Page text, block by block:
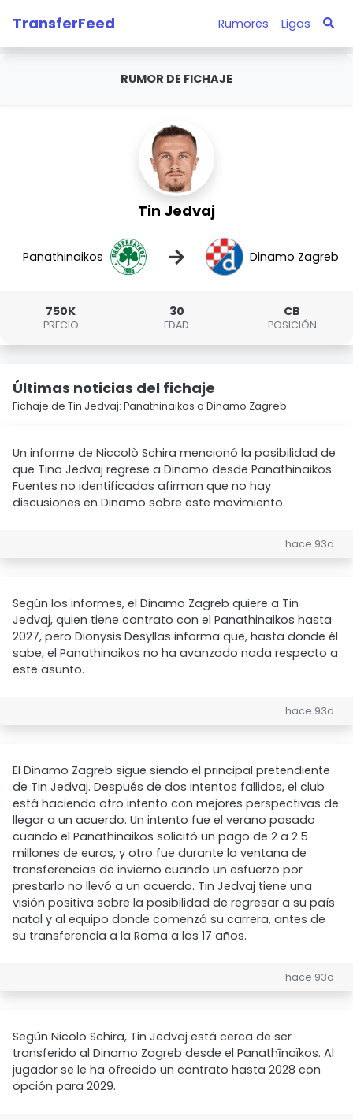
TransferFeed Rumores Ligas
RUMOR DE FICHAJE
Tin Jedvaj
Panathinaikos → Dinamo Zagreb
750K
PRECIO
30
EDAD
CB
POSICIÓN
Últimas noticias del fichaje
Fichaje de Tin Jedvaj: Panathinaikos a Dinamo Zagreb
Un informe de Niccolò Schira mencionó la posibilidad de
que Tino Jedvaj regrese a Dinamo desde Panathinaikos.
Fuentes no identificadas afirman que no hay
discusiones en Dinamo sobre este movimiento.
hace 93d
Según los informes, el Dinamo Zagreb quiere a Tin
Jedvaj, quien tiene contrato con el Panathinaikos hasta
2027, pero Dionysis Desyllas informa que, hasta donde él
sabe, el Panathinaikos no ha avanzado nada respecto a
este asunto.
hace 93d
El Dinamo Zagreb sigue siendo el principal pretendiente
de Tin Jedvaj. Después de dos intentos fallidos, el club
está haciendo otro intento con mejores perspectivas de
llegar a un acuerdo. Un intento fue el verano pasado
cuando el Panathinaikos solicitó un pago de 2 a 2.5
millones de euros, y otro fue durante la ventana de
transferencias de invierno cuando un esfuerzo por
prestarlo no llevó a un acuerdo. Tin Jedvaj tiene una
visión positiva sobre la posibilidad de regresar a su país
natal y al equipo donde comenzó su carrera, antes de
su transferencia a la Roma a los 17 años.
hace 93d
Según Nicolo Schira, Tin Jedvaj está cerca de ser
transferido al Dinamo Zagreb desde el Panathīnaïkos. Al
jugador se le ha ofrecido un contrato hasta 2028 con
opción para 2029.